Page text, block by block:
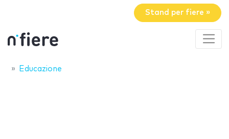
Stand per fiere »
Educazione